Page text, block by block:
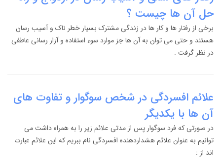
حل آن ها چیست ؟
برخی از رفتار ها و کار ها در زندگی مشترک بسیار خطر ناک و آسیب رسان
هستند و حتی می توان به آن ها جز موارد سوء استفاده و آزار رسانی عاطفی
در نظر گرفت .
علائم افسردگی در شخص سوگوار و تفاوت های
آن ها با یکدیگر
در صورتی که فرد سوگوار پس از مدتی علائم زیر را به همراه داشت می
توانیم به عنوان علائم هشداردهنده افسردگی نام ببریم که این علائم عبارت
اند از :